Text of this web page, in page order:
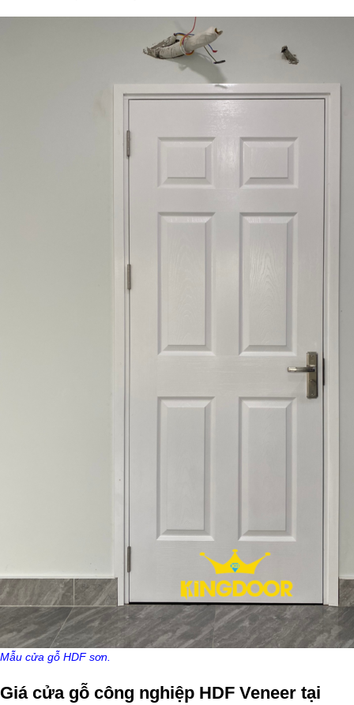
Mẫu cửa gỗ HDF sơn.
Giá cửa gỗ công nghiệp HDF Veneer tại